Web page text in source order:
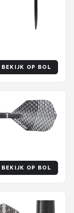
BEKIJK OP BOL
BEKIJK OP BOL